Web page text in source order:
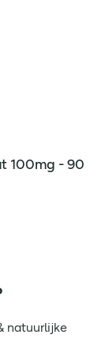
100mg - 90
natuurlijke